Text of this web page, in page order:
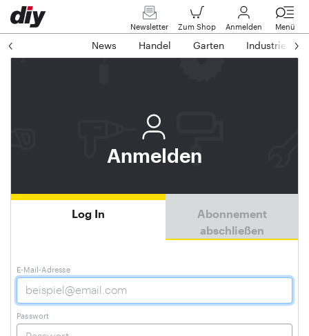
Newsletter Zum Shop Anmelden Menü
News Handel Garten Industrie
Anmelden
Log In
Abonnement
abschließen
E-Mail-Adresse
Passwort